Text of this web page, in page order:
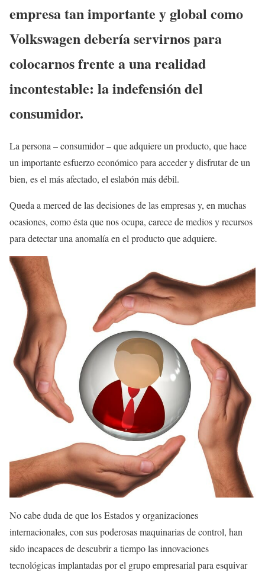
empresa tan importante y global como
Volkswagen debería servirnos para
colocarnos frente a una realidad
incontestable: la indefensión del
consumidor.
La persona – consumidor – que adquiere un producto, que hace
un importante esfuerzo económico para acceder y disfrutar de un
bien, es el más afectado, el eslabón más débil.
Queda a merced de las decisiones de las empresas y, en muchas
ocasiones, como ésta que nos ocupa, carece de medios y recursos
para detectar una anomalía en el producto que adquiere.
No cabe duda de que los Estados y organizaciones
internacionales, con sus poderosas maquinarias de control, han
sido incapaces de descubrir a tiempo las innovaciones
tecnológicas implantadas por el grupo empresarial para esquivar